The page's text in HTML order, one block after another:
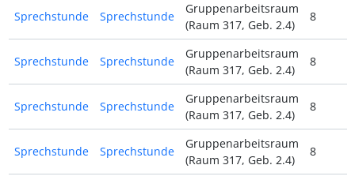
Sprechstunde Sprechstunde
Gruppenarbeitsraum
(Raum 317, Geb. 2.4)
8
Sprechstunde Sprechstunde
Gruppenarbeitsraum
(Raum 317, Geb. 2.4)
8
Sprechstunde Sprechstunde
Gruppenarbeitsraum
(Raum 317, Geb. 2.4)
8
Sprechstunde Sprechstunde
Gruppenarbeitsraum
(Raum 317, Geb. 2.4)
8